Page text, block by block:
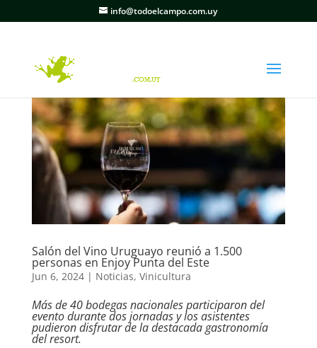
info@todoelcampo.com.uy
Salón del Vino Uruguayo reunió a 1.500
personas en Enjoy Punta del Este
Jun 6, 2024| Noticias, Vinicultura
Más de 40 bodegas nacionales participaron del
evento durante dos jornadas y los asistentes
pudieron disfrutar de la destacada gastronomía
del resort.